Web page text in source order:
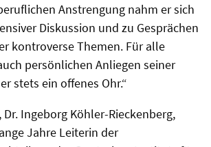
Anstrengung nahm er sich
Diskussion und zu Gesprächen
kontroverse Themen. Für alle
persönlichen Anliegen seiner
stets ein offenes Ohr.“
Dr. Ingeborg Köhler-Rieckenberg,
Jahre Leiterin der